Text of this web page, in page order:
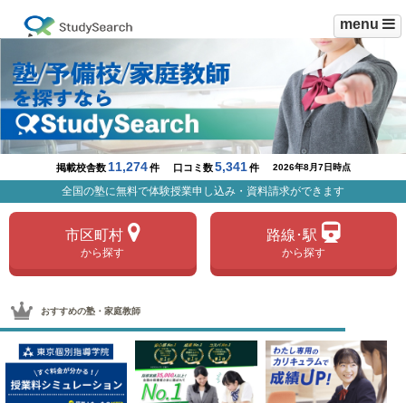
menu
掲載校舎数 11,274 件 口コミ数 5,341 件 2026年8月7日時点
全国の塾に無料で体験授業申し込み・資料請求ができます
市区町村
から探す
路線･駅
から探す
おすすめの塾・家庭教師